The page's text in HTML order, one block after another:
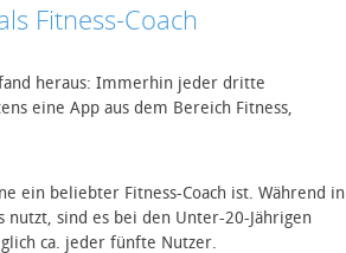
Fitness-Coach
heraus: Immerhin jeder dritte
eine App aus dem Bereich Fitness,
ein beliebter Fitness-Coach ist. Während in
sind es bei den Unter-20-Jährigen
ca. jeder fünfte Nutzer.